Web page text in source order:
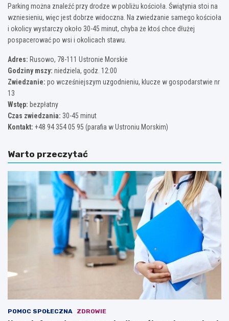
Parking można znaleźć przy drodze w pobliżu kościoła. Świątynia stoi na
wzniesieniu, więc jest dobrze widoczna. Na zwiedzanie samego kościoła
i okolicy wystarczy około 30-45 minut, chyba że ktoś chce dłużej
pospacerować po wsi i okolicach stawu.
Adres: Rusowo, 78-111 Ustronie Morskie
Godziny mszy: niedziela, godz. 12:00
Zwiedzanie: po wcześniejszym uzgodnieniu, klucze w gospodarstwie nr
13
Wstęp: bezpłatny
Czas zwiedzania: 30-45 minut
Kontakt: +48 94 354 05 95 (parafia w Ustroniu Morskim)
Warto przeczytać
POMOC SPOŁECZNA ZDROWIE